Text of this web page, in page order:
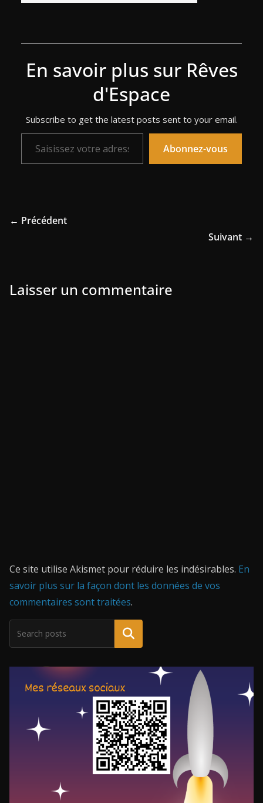
En savoir plus sur Rêves
d'Espace
Subscribe to get the latest posts sent to your email.
Saisissez votre adresse e-mail…
Abonnez-vous
← Précédent
Suivant →
Laisser un commentaire
Ce site utilise Akismet pour réduire les indésirables. En
savoir plus sur la façon dont les données de vos
commentaires sont traitées.